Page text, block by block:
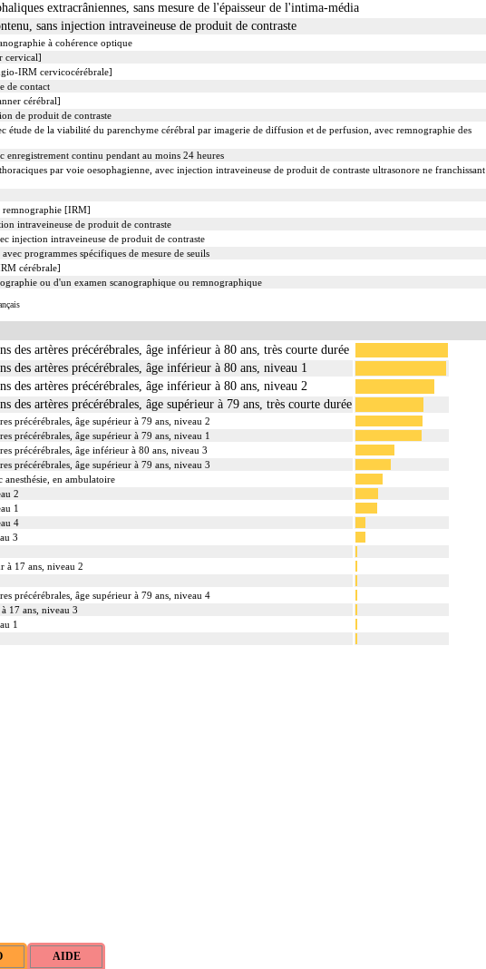
extracrâniennes, sans mesure de l'épaisseur de l'intima-média
sans injection intraveineuse de produit de contraste
à cohérence optique
cervical]
IRM cervicocérébrale]
de contact
cérébral]
de produit de contraste
étude de la viabilité du parenchyme cérébral par imagerie de diffusion et de perfusion, avec remnographie des
continu pendant au moins 24 heures
par voie oesophagienne, avec injection intraveineuse de produit de contraste ultrasonore ne franchissant
remnographie [IRM]
intraveineuse de produit de contraste
injection intraveineuse de produit de contraste
programmes spécifiques de mesure de seuils
cérébrale]
ou d'un examen scanographique ou remnographique
des artères précérébrales, âge inférieur à 80 ans, très courte durée
des artères précérébrales, âge inférieur à 80 ans, niveau 1
des artères précérébrales, âge inférieur à 80 ans, niveau 2
des artères précérébrales, âge supérieur à 79 ans, très courte durée
précérébrales, âge supérieur à 79 ans, niveau 2
précérébrales, âge supérieur à 79 ans, niveau 1
précérébrales, âge inférieur à 80 ans, niveau 3
précérébrales, âge supérieur à 79 ans, niveau 3
anesthésie, en ambulatoire
2
1
4
3
à 17 ans, niveau 2
précérébrales, âge supérieur à 79 ans, niveau 4
17 ans, niveau 3
1